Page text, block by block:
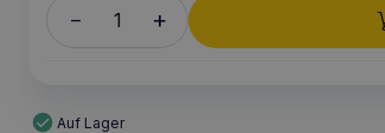
– +
Auf Lager